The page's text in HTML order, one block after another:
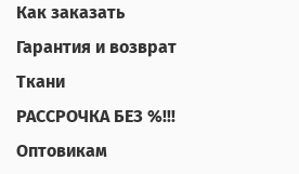
Как заказать
Гарантия и возврат
Ткани
РАССРОЧКА БЕЗ %!!!
Оптовикам